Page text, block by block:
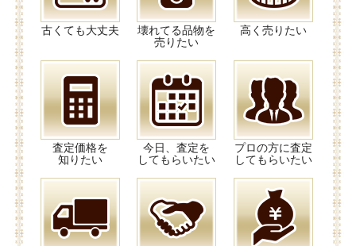
古くても大丈夫
壊れてる品物を
売りたい
高く売りたい
査定価格を
知りたい
今日、査定を
してもらいたい
プロの方に査定
してもらいたい